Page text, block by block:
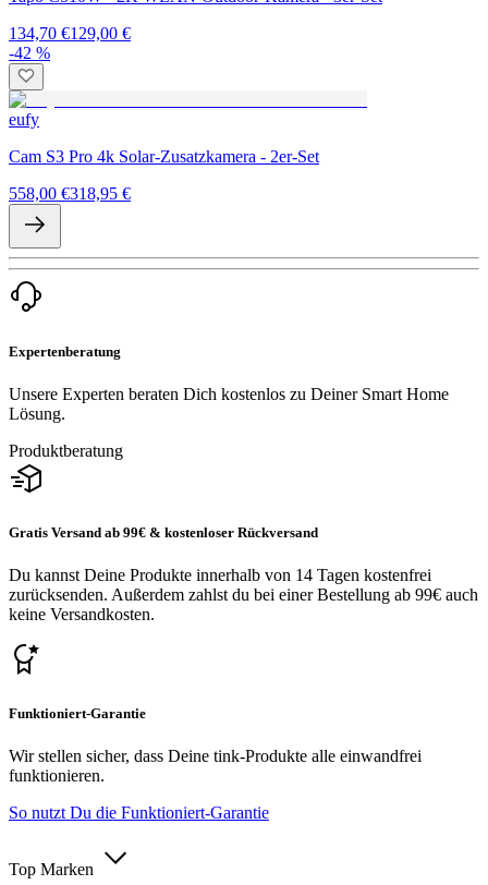
134,70 €129,00 €
-42 %
eufy
Cam S3 Pro 4k Solar-Zusatzkamera - 2er-Set
558,00 €318,95 €
Expertenberatung
Unsere Experten beraten Dich kostenlos zu Deiner Smart Home
Lösung.
Produktberatung
Gratis Versand ab 99€ & kostenloser Rückversand
Du kannst Deine Produkte innerhalb von 14 Tagen kostenfrei
zurücksenden. Außerdem zahlst du bei einer Bestellung ab 99€ auch
keine Versandkosten.
Funktioniert-Garantie
Wir stellen sicher, dass Deine tink-Produkte alle einwandfrei
funktionieren.
So nutzt Du die Funktioniert-Garantie
Top Marken